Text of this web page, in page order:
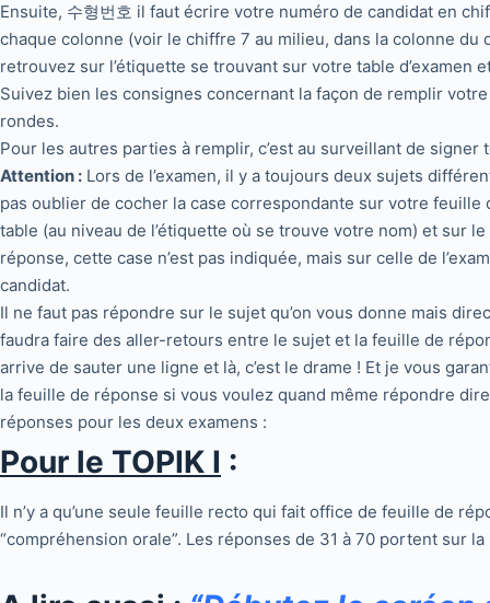
Ensuite, 수형번호 il faut écrire votre numéro de candidat en
chaque colonne (voir le chiffre 7 au milieu, dans la colonne
retrouvez sur l’étiquette se trouvant sur votre table d’examen
Suivez bien les consignes concernant la façon de remplir
rondes.
Pour les autres parties à remplir, c’est au surveillant de signer
Attention : Lors de l’examen, il y a toujours deux sujets
pas oublier de cocher la case correspondante sur votre
table (au niveau de l’étiquette où se trouve votre nom) et sur
réponse, cette case n’est pas indiquée, mais sur celle de
candidat.
Il ne faut pas répondre sur le sujet qu’on vous donne mais
faudra faire des aller-retours entre le sujet et la feuille de
arrive de sauter une ligne et là, c’est le drame ! Et je vous
la feuille de réponse si vous voulez quand même répondre
réponses pour les deux examens :
Pour le TOPIK I :
Il n’y a qu’une seule feuille recto qui fait office de feuille de
“compréhension orale”. Les réponses de 31 à 70 portent sur